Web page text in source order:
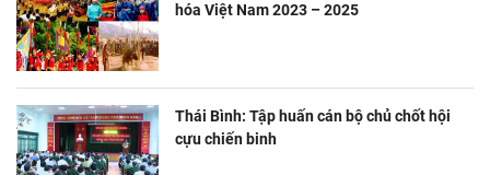
hóa Việt Nam 2023 – 2025
Thái Bình: Tập huấn cán bộ chủ chốt hội
cựu chiến binh